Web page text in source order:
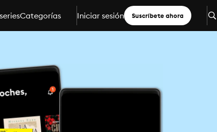
Categorías Iniciar sesión Suscríbete ahora